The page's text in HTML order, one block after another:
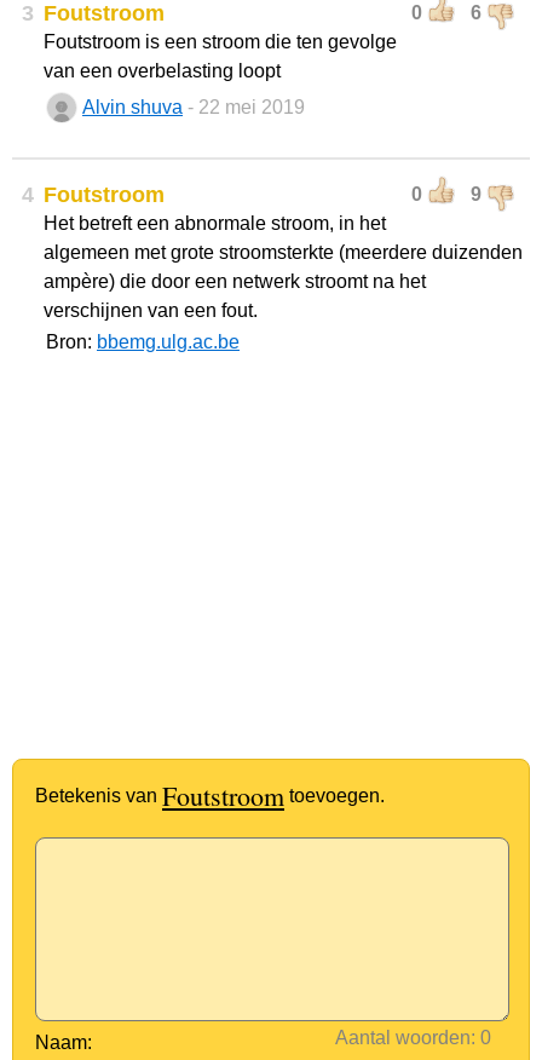
3 0 6
Foutstroom
Foutstroom is een stroom die ten gevolge
van een overbelasting loopt
Alvin shuva - 22 mei 2019
4 0 9
Foutstroom
Het betreft een abnormale stroom, in het
algemeen met grote stroomsterkte (meerdere duizenden
ampère) die door een netwerk stroomt na het
verschijnen van een fout.
Bron: bbemg.ulg.ac.be
Betekenis van Foutstroom toevoegen.
Aantal woorden:
Naam: